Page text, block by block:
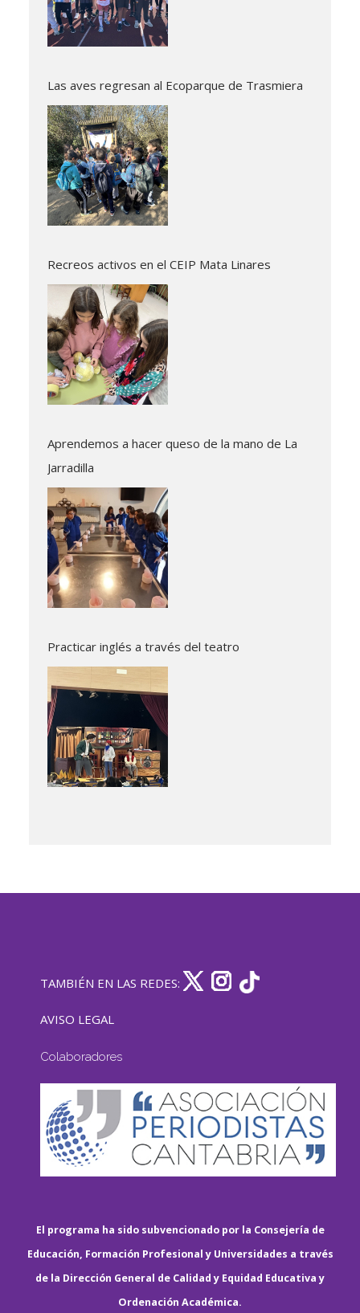
Las aves regresan al Ecoparque de Trasmiera
Recreos activos en el CEIP Mata Linares
Aprendemos a hacer queso de la mano de La
Jarradilla
Practicar inglés a través del teatro
TAMBIÉN EN LAS REDES:
AVISO LEGAL
Colaboradores
El programa ha sido subvencionado por la Consejería de
Educación, Formación Profesional y Universidades a través
de la Dirección General de Calidad y Equidad Educativa y
Ordenación Académica.